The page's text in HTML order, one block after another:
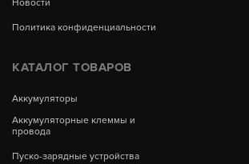
Новости
Политика конфиденциальности
КАТАЛОГ ТОВАРОВ
Аккумуляторы
Аккумуляторные клеммы и
провода
Пуско-зарядные устройства